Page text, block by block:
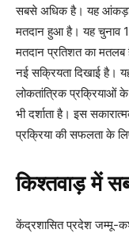
सबसे अधिक है। यह आंकड़ा
मतदान हुआ है। यह चुनाव
मतदान प्रतिशत का मतलब
नई सक्रियता दिखाई है।
लोकतांत्रिक प्रक्रियाओं के
भी दर्शाता है। इस
प्रक्रिया की सफलता के
किश्तवाड़ में
केंद्रशासित प्रदेश जम्मू-